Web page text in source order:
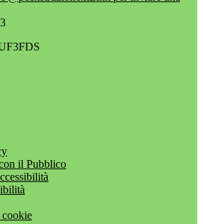
il Pubblico
cookie